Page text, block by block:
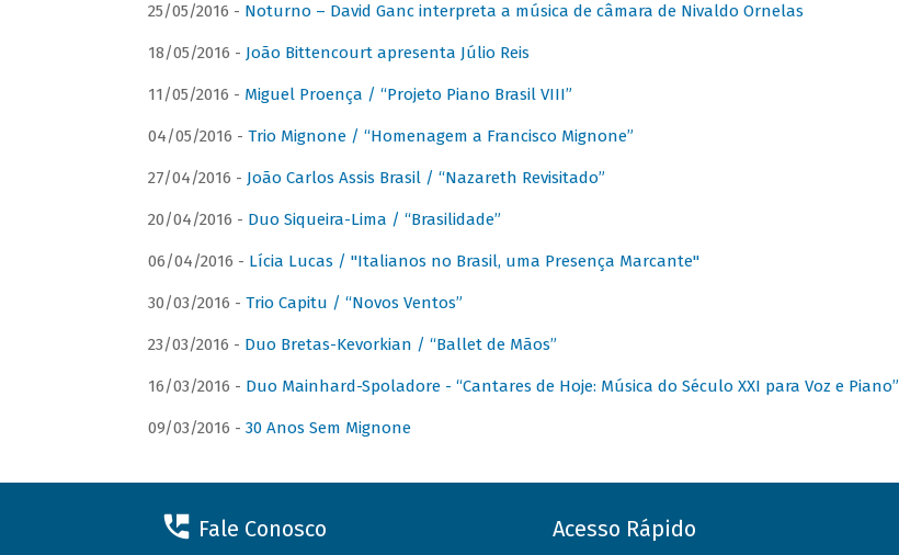
25/05/2016 - Noturno – David Ganc interpreta a música de câmara de Nivaldo Ornelas
18/05/2016 - João Bittencourt apresenta Júlio Reis
11/05/2016 - Miguel Proença / “Projeto Piano Brasil VIII”
04/05/2016 - Trio Mignone / “Homenagem a Francisco Mignone”
27/04/2016 - João Carlos Assis Brasil / “Nazareth Revisitado”
20/04/2016 - Duo Siqueira-Lima / “Brasilidade”
06/04/2016 - Lícia Lucas / "Italianos no Brasil, uma Presença Marcante"
30/03/2016 - Trio Capitu / “Novos Ventos”
23/03/2016 - Duo Bretas-Kevorkian / “Ballet de Mãos”
16/03/2016 - Duo Mainhard-Spoladore - “Cantares de Hoje: Música do Século XXI para Voz e Piano”
09/03/2016 - 30 Anos Sem Mignone
Fale Conosco Acesso Rápido